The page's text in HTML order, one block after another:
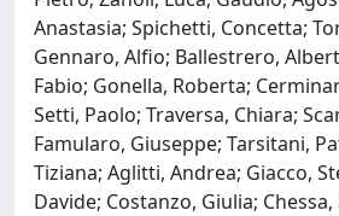
Anastasia; Spichetti, Concetta;
Gennaro, Alfio; Ballestrero,
Fabio; Gonella, Roberta;
Setti, Paolo; Traversa, Chiara;
Famularo, Giuseppe; Tarsitani,
Tiziana; Aglitti, Andrea; Giacco,
Davide; Costanzo, Giulia;